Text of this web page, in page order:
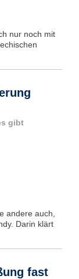
nur noch mit
gibt
andere auch,
Darin klärt
fast